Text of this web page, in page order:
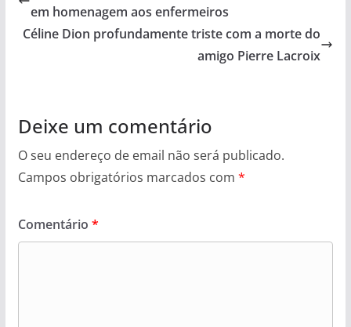
em homenagem aos enfermeiros
Céline Dion profundamente triste com a morte do
amigo Pierre Lacroix
Deixe um comentário
O seu endereço de email não será publicado.
Campos obrigatórios marcados com *
Comentário *